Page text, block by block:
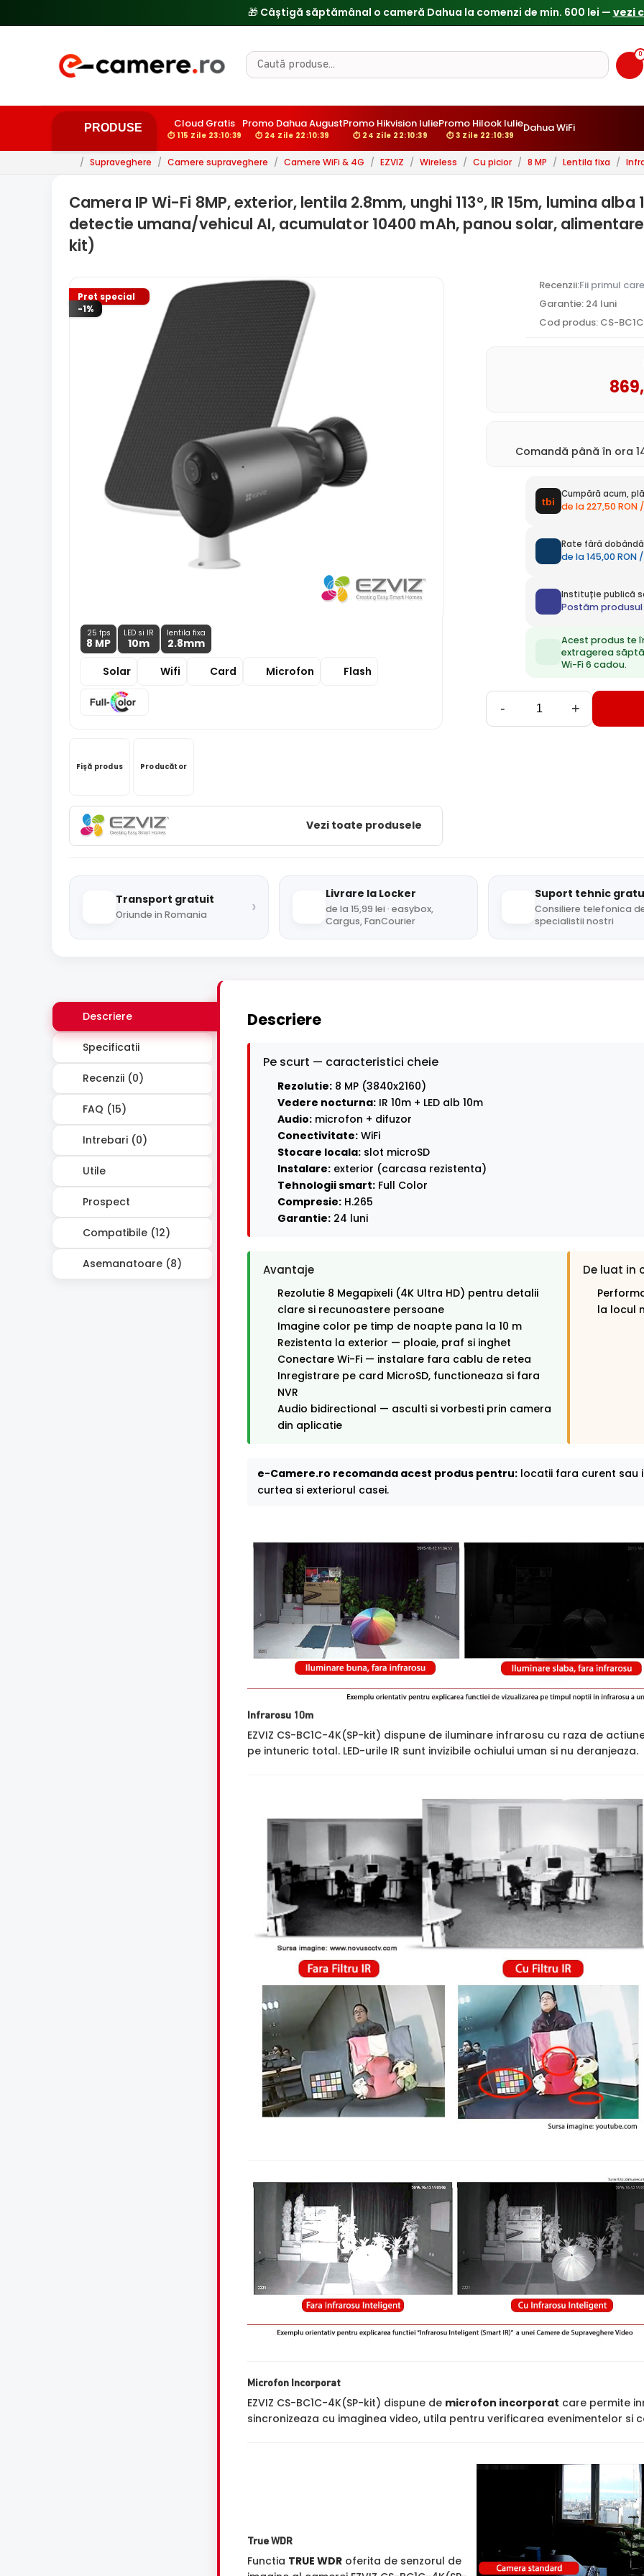
0
PRODUSE Cloud Gratis
⏱ 115 Zile 23:10:37
Promo Dahua August
⏱ 24 Zile 22:10:37
Promo Hikvision Iulie
⏱ 24 Zile 22:10:37
Promo Hilook Iulie
⏱ 3 Zile 22:10:37
Dahua WiFi
/ Supraveghere / Camere supraveghere / Camere WiFi & 4G / EZVIZ / Wireless / Cu picior / 8 MP / Lentila fixa /
Camera IP Wi-Fi 8MP, exterior, lentila 2.8mm, unghi 113°, IR 15m, lumina
detectie umana/vehicul AI, acumulator 10400 mAh, panou solar, alimentare
kit)
Pret special
-1%
25 fps
8 MP
LED si IR
10m
lentila fixa
2.8mm
Solar
Wifi Card Microfon Flash
Fișă produs Producător
Vezi toate produsele
Recenzii:Fii primul
Garantie: 24 luni
Cod produs: CS-
869
Comandă până în ora
Cumpără acum,
de la 227,50 RON
Rate fără
de la 145,00
Instituție publică
Postăm produsul
Acest produs te
extragerea
Wi-Fi 6 cadou.
- +
Transport gratuit
Oriunde in Romania ›
Livrare la Locker
de la 15,99 lei · easybox,
Cargus, FanCourier
Suport tehnic
Consiliere telefonica
specialistii nostri
Descriere
Specificatii
Recenzii (0)
FAQ (15)
Intrebari (0)
Utile
Prospect
Compatibile (12)
Asemanatoare (8)
Descriere
Pe scurt — caracteristici cheie
Rezolutie: 8 MP (3840x2160)
Vedere nocturna: IR 10m + LED alb 10m
Audio: microfon + difuzor
Conectivitate: WiFi
Stocare locala: slot microSD
Instalare: exterior (carcasa rezistenta)
Tehnologii smart: Full Color
Compresie: H.265
Garantie: 24 luni
Avantaje
Rezolutie 8 Megapixeli (4K Ultra HD) pentru detalii
clare si recunoastere persoane
Imagine color pe timp de noapte pana la 10 m
Rezistenta la exterior — ploaie, praf si inghet
Conectare Wi-Fi — instalare fara cablu de retea
Inregistrare pe card MicroSD, functioneaza si fara
NVR
Audio bidirectional — asculti si vorbesti prin camera
din aplicatie
De luat in
la locul
e-Camere.ro recomanda acest produs pentru: locatii fara curent sau
curtea si exteriorul casei.
Infrarosu 10m
EZVIZ CS-BC1C-4K(SP-kit) dispune de iluminare infrarosu cu raza de
pe intuneric total. LED-urile IR sunt invizibile ochiului uman si nu deranjeaza.
Microfon Incorporat
EZVIZ CS-BC1C-4K(SP-kit) dispune de microfon incorporat care permite
sincronizeaza cu imaginea video, utila pentru verificarea evenimentelor si
True WDR
Functia TRUE WDR oferita de senzorul de